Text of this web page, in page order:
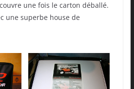
une fois le carton déballé.
une superbe house de